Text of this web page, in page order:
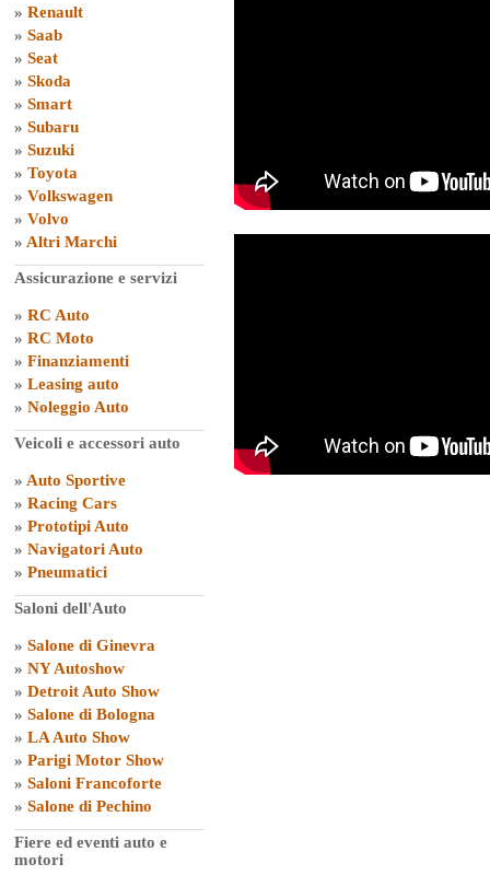
» Renault
» Saab
» Seat
» Skoda
» Smart
» Subaru
» Suzuki
» Toyota
» Volkswagen
» Volvo
» Altri Marchi
Assicurazione e servizi
» RC Auto
» RC Moto
» Finanziamenti
» Leasing auto
» Noleggio Auto
Veicoli e accessori auto
» Auto Sportive
» Racing Cars
» Prototipi Auto
» Navigatori Auto
» Pneumatici
Saloni dell'Auto
» Salone di Ginevra
» NY Autoshow
» Detroit Auto Show
» Salone di Bologna
» LA Auto Show
» Parigi Motor Show
» Saloni Francoforte
» Salone di Pechino
Fiere ed eventi auto e
motori